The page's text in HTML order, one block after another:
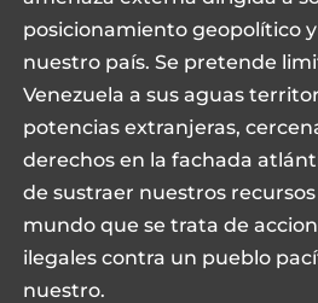
posicionamiento geopolítico
nuestro país. Se pretende
Venezuela a sus aguas
potencias extranjeras,
derechos en la fachada
de sustraer nuestros
mundo que se trata de
ilegales contra un pueblo
nuestro.